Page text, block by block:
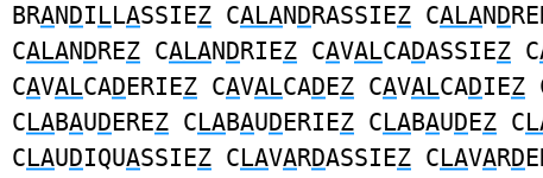
BRANDILLASSIEZ CALANDRASSIEZ CALAND
CALANDREZ CALANDRIEZ CAVALCADASSIEZ C
CAVALCADERIEZ CAVALCADEZ CAVALCADIEZ
CLABAUDEREZ CLABAUDERIEZ CLABAUDEZ C
CLAUDIQUASSIEZ CLAVARDASSIEZ CLAVARD